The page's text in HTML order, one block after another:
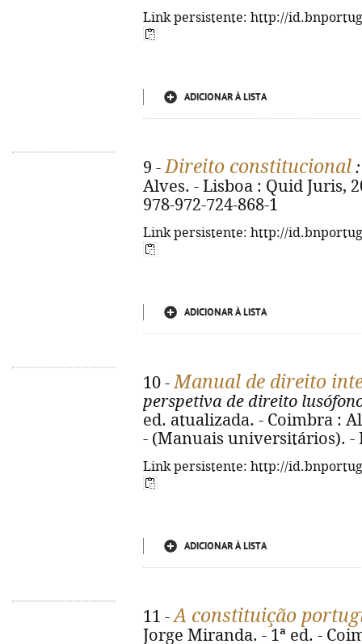
Link persistente: http://
ADICIONAR À LISTA
9 -Direito constitucional
Alves. - Lisboa : Quid Juris,
978-972-724-868-1
Link persistente: http://
ADICIONAR À LISTA
10 -Manual de direito
perspetiva de direito
ed. atualizada. - Coimbra :
- (Manuais universitários). -
Link persistente: http://
ADICIONAR À LISTA
11 -A constituição
Jorge Miranda. - 1ª ed. -